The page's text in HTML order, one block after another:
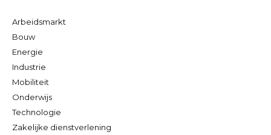
Arbeidsmarkt
Bouw
Energie
Industrie
Mobiliteit
Onderwijs
Technologie
Zakelijke dienstverlening